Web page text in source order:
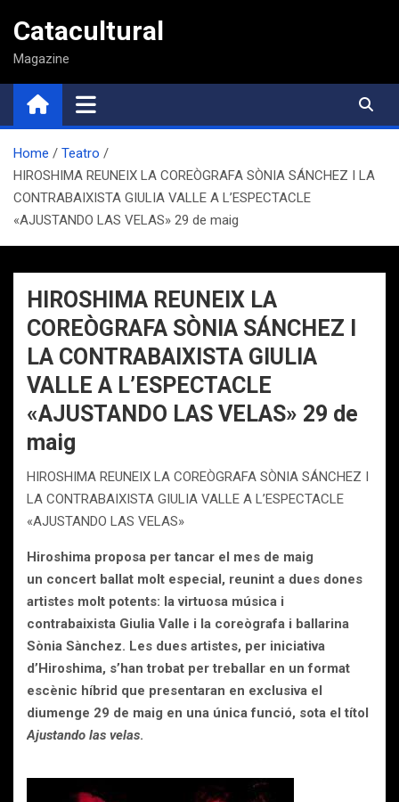
contenido
Catacultural
Magazine
Home
Teatro
HIROSHIMA REUNEIX LA COREÒGRAFA SÒNIA SÁNCHEZ I LA
CONTRABAIXISTA GIULIA VALLE A L’ESPECTACLE
«AJUSTANDO LAS VELAS» 29 de maig
HIROSHIMA REUNEIX LA
COREÒGRAFA SÒNIA SÁNCHEZ I
LA CONTRABAIXISTA GIULIA
VALLE A L’ESPECTACLE
«AJUSTANDO LAS VELAS» 29 de
maig
HIROSHIMA REUNEIX LA COREÒGRAFA SÒNIA SÁNCHEZ I
LA CONTRABAIXISTA GIULIA VALLE A L’ESPECTACLE
«AJUSTANDO LAS VELAS»
Hiroshima proposa per tancar el mes de maig
un concert ballat molt especial, reunint a dues dones
artistes molt potents: la virtuosa música i
contrabaixista Giulia Valle i la coreògrafa i ballarina
Sònia Sànchez. Les dues artistes, per iniciativa
d’Hiroshima, s’han trobat per treballar en un format
escènic híbrid que presentaran en exclusiva el
diumenge 29 de maig en una única funció, sota el títol
Ajustando las velas.